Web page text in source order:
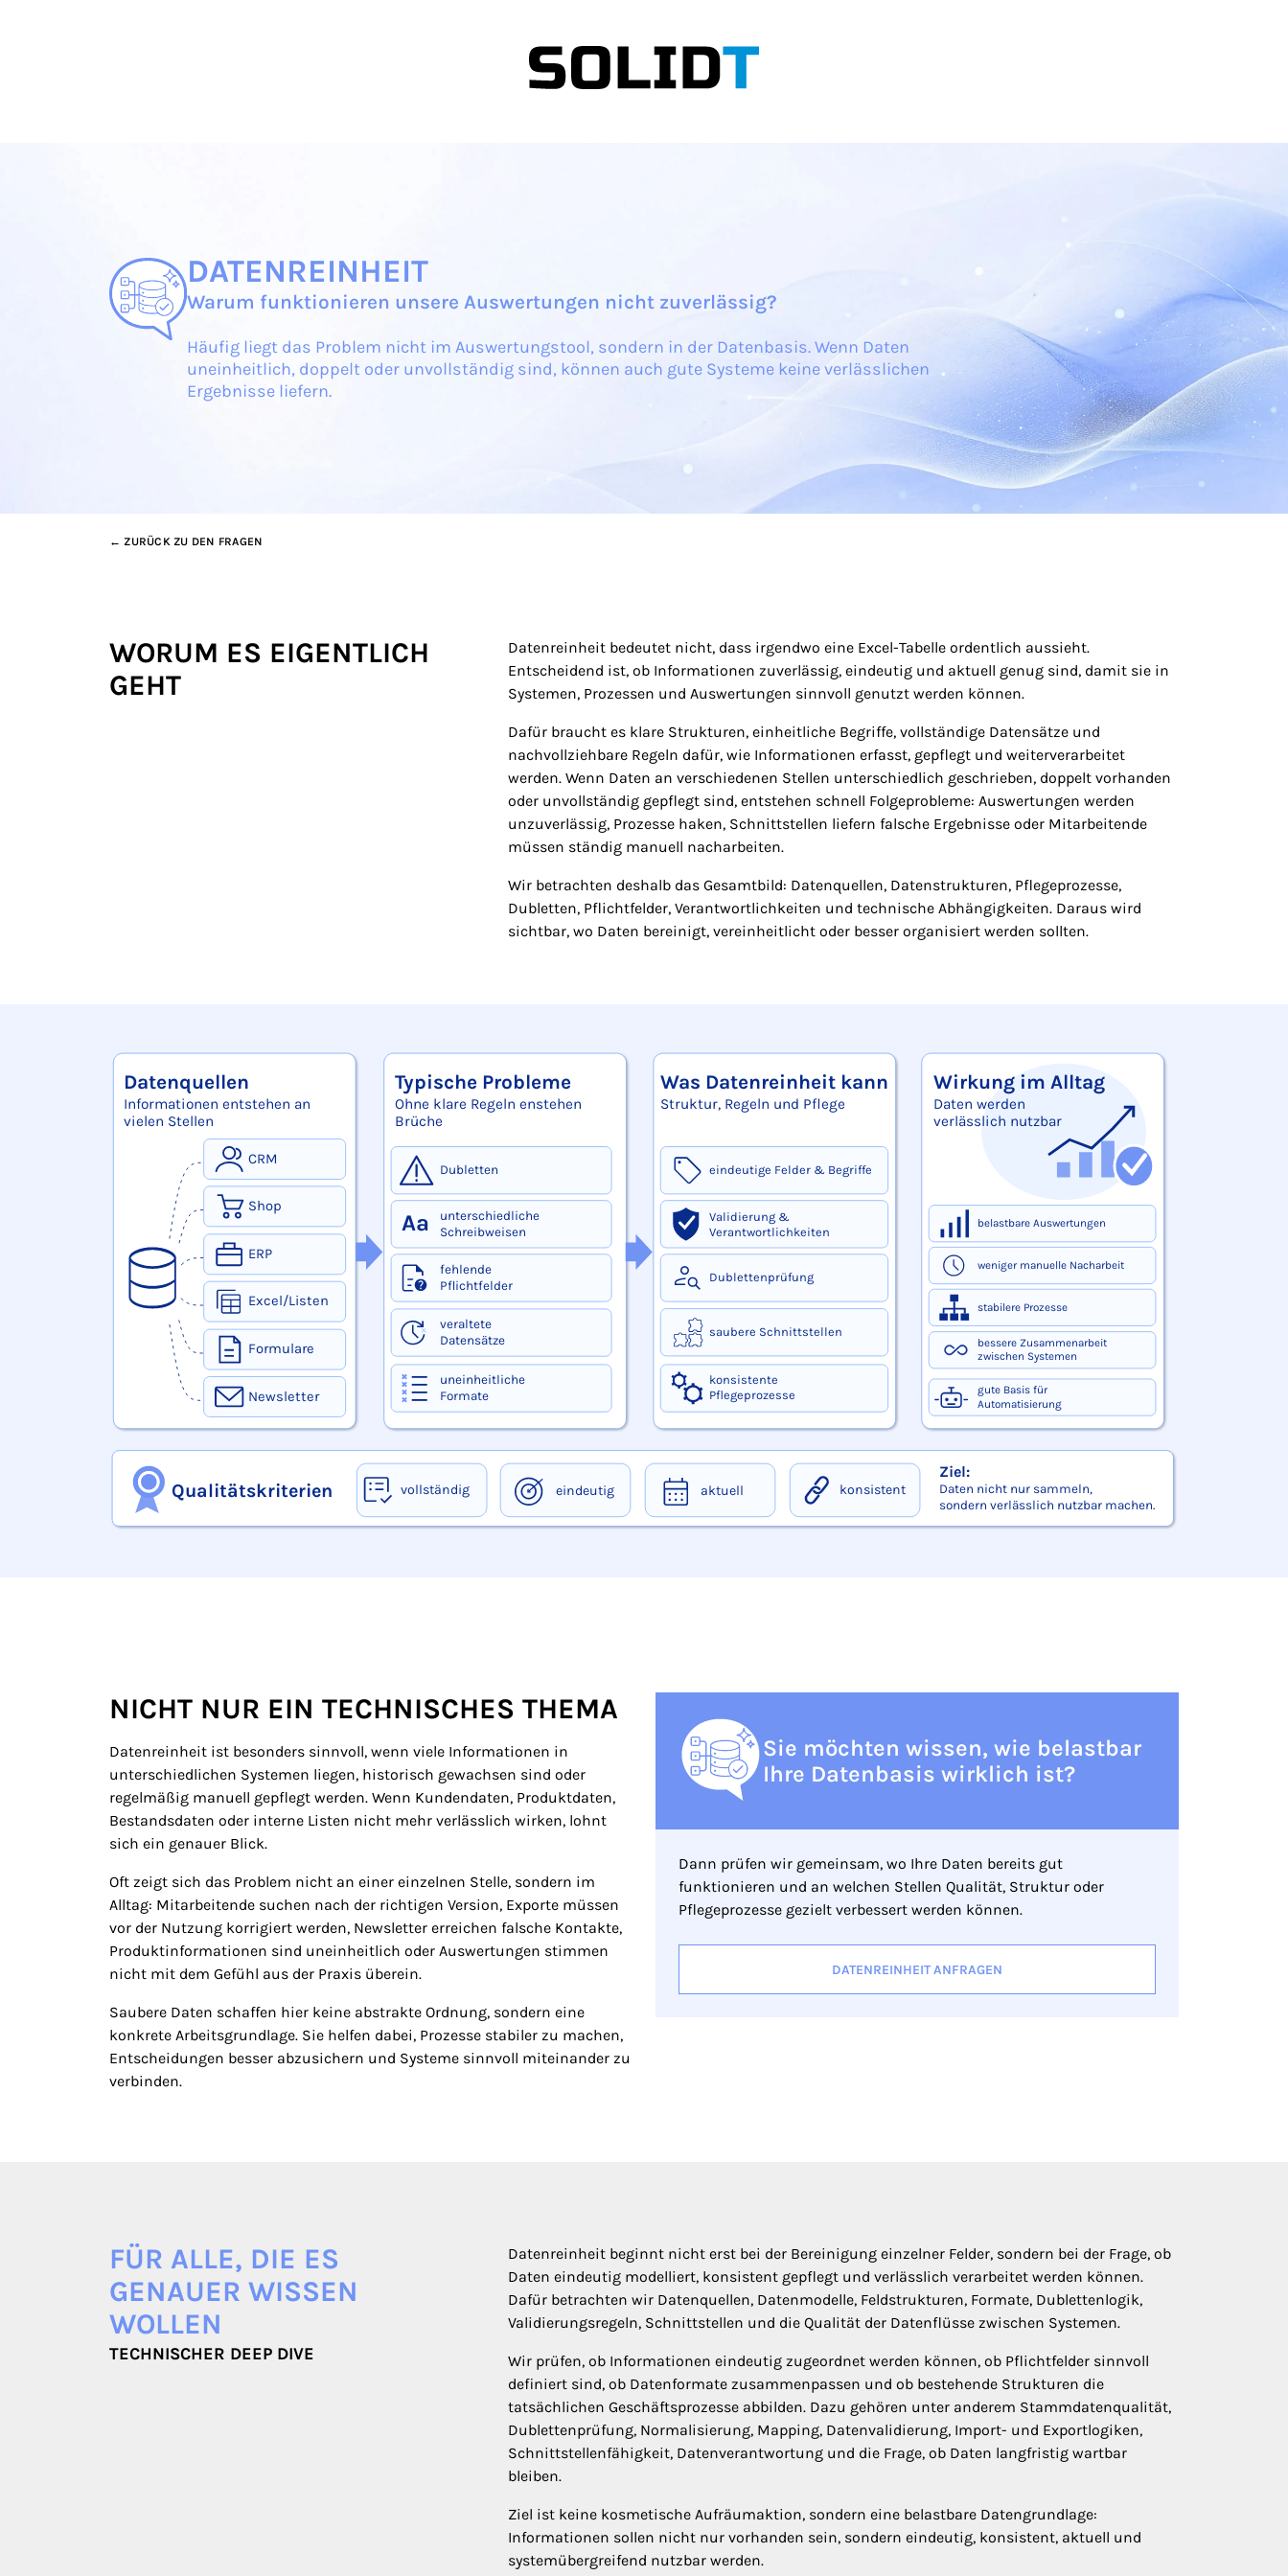
DATENREINHEIT
Warum funktionieren unsere Auswertungen nicht zuverlässig?
Häufig liegt das Problem nicht im Auswertungstool, sondern in der Datenbasis. Wenn Daten
uneinheitlich, doppelt oder unvollständig sind, können auch gute Systeme keine verlässlichen
Ergebnisse liefern.
← ZURÜCK ZU DEN FRAGEN
WORUM ES EIGENTLICH
GEHT
Datenreinheit bedeutet nicht, dass irgendwo eine Excel-Tabelle ordentlich aussieht.
Entscheidend ist, ob Informationen zuverlässig, eindeutig und aktuell genug sind, damit sie in
Systemen, Prozessen und Auswertungen sinnvoll genutzt werden können.
Dafür braucht es klare Strukturen, einheitliche Begriffe, vollständige Datensätze und
nachvollziehbare Regeln dafür, wie Informationen erfasst, gepflegt und weiterverarbeitet
werden. Wenn Daten an verschiedenen Stellen unterschiedlich geschrieben, doppelt vorhanden
oder unvollständig gepflegt sind, entstehen schnell Folgeprobleme: Auswertungen werden
unzuverlässig, Prozesse haken, Schnittstellen liefern falsche Ergebnisse oder Mitarbeitende
müssen ständig manuell nacharbeiten.
Wir betrachten deshalb das Gesamtbild: Datenquellen, Datenstrukturen, Pflegeprozesse,
Dubletten, Pflichtfelder, Verantwortlichkeiten und technische Abhängigkeiten. Daraus wird
sichtbar, wo Daten bereinigt, vereinheitlicht oder besser organisiert werden sollten.
NICHT NUR EIN TECHNISCHES THEMA
Datenreinheit ist besonders sinnvoll, wenn viele Informationen in
unterschiedlichen Systemen liegen, historisch gewachsen sind oder
regelmäßig manuell gepflegt werden. Wenn Kundendaten, Produktdaten,
Bestandsdaten oder interne Listen nicht mehr verlässlich wirken, lohnt
sich ein genauer Blick.
Oft zeigt sich das Problem nicht an einer einzelnen Stelle, sondern im
Alltag: Mitarbeitende suchen nach der richtigen Version, Exporte müssen
vor der Nutzung korrigiert werden, Newsletter erreichen falsche Kontakte,
Produktinformationen sind uneinheitlich oder Auswertungen stimmen
nicht mit dem Gefühl aus der Praxis überein.
Saubere Daten schaffen hier keine abstrakte Ordnung, sondern eine
konkrete Arbeitsgrundlage. Sie helfen dabei, Prozesse stabiler zu machen,
Entscheidungen besser abzusichern und Systeme sinnvoll miteinander zu
verbinden.
Sie möchten wissen, wie belastbar
Ihre Datenbasis wirklich ist?
Dann prüfen wir gemeinsam, wo Ihre Daten bereits gut
funktionieren und an welchen Stellen Qualität, Struktur oder
Pflegeprozesse gezielt verbessert werden können.
DATENREINHEIT ANFRAGEN
FÜR ALLE, DIE ES
GENAUER WISSEN
WOLLEN
TECHNISCHER DEEP DIVE
Datenreinheit beginnt nicht erst bei der Bereinigung einzelner Felder, sondern bei der Frage, ob
Daten eindeutig modelliert, konsistent gepflegt und verlässlich verarbeitet werden können.
Dafür betrachten wir Datenquellen, Datenmodelle, Feldstrukturen, Formate, Dublettenlogik,
Validierungsregeln, Schnittstellen und die Qualität der Datenflüsse zwischen Systemen.
Wir prüfen, ob Informationen eindeutig zugeordnet werden können, ob Pflichtfelder sinnvoll
definiert sind, ob Datenformate zusammenpassen und ob bestehende Strukturen die
tatsächlichen Geschäftsprozesse abbilden. Dazu gehören unter anderem Stammdatenqualität,
Dublettenprüfung, Normalisierung, Mapping, Datenvalidierung, Import- und Exportlogiken,
Schnittstellenfähigkeit, Datenverantwortung und die Frage, ob Daten langfristig wartbar
bleiben.
Ziel ist keine kosmetische Aufräumaktion, sondern eine belastbare Datengrundlage:
Informationen sollen nicht nur vorhanden sein, sondern eindeutig, konsistent, aktuell und
systemübergreifend nutzbar werden.